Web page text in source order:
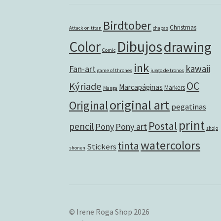
Attack on titan Birdtober chapas Christmas
Color Comic Dibujosdrawing
Fan-art game of thrones ink juego de tronos kawaii
Kýriade Manga Marcapáginas Markers OC
Originaloriginal artpegatinas
pencil Pony Pony art Postal print shojo
shonen Stickers tintawatercolors
© Irene Roga Shop 2026